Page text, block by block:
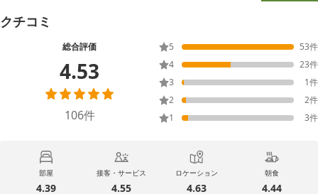
クチコミ
総合評価
4.53
106件
5 53件
4
23件
3
1件
2
2件
1
3件
部屋
4.39
接客・サービス
4.55
ロケーション
4.63
朝食
4.44